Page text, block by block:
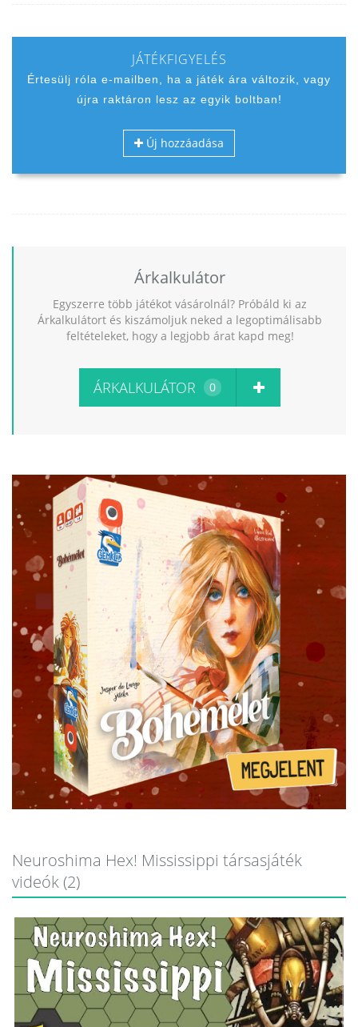
JÁTÉKFIGYELÉS
Értesülj róla e-mailben, ha a játék ára változik, vagy
újra raktáron lesz az egyik boltban!
Új hozzáadása
Árkalkulátor
Egyszerre több játékot vásárolnál? Próbáld ki az
Árkalkulátort és kiszámoljuk neked a legoptimálisabb
feltételeket, hogy a legjobb árat kapd meg!
ÁRKALKULÁTOR 0
Neuroshima Hex! Mississippi társasjáték
videók (2)